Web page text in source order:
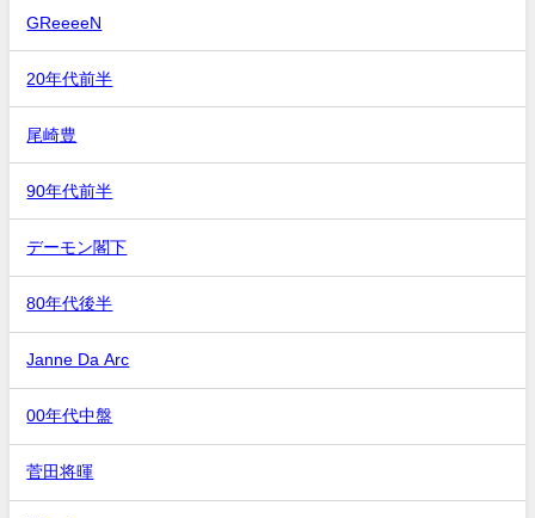
GReeeeN
20年代前半
尾崎豊
90年代前半
デーモン閣下
80年代後半
Janne Da Arc
00年代中盤
菅田将暉